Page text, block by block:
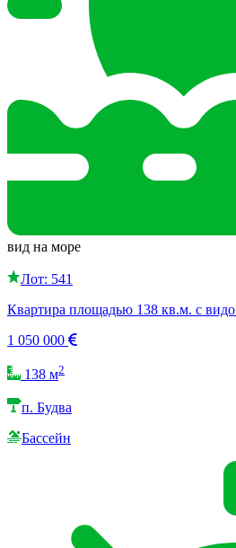
вид на море
Лот: 541
Квартира площадью 138 кв.м. с
1 050 000
138 м2
п. Будва
Бассейн